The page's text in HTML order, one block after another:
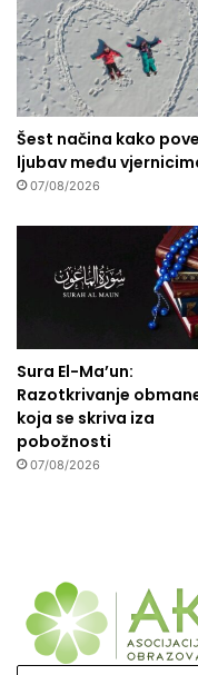
Šest načina kako
ljubav među
07/08/2026
Sura El-Ma’un:
Razotkrivanje
koja se skriva iza
pobožnosti
07/08/2026